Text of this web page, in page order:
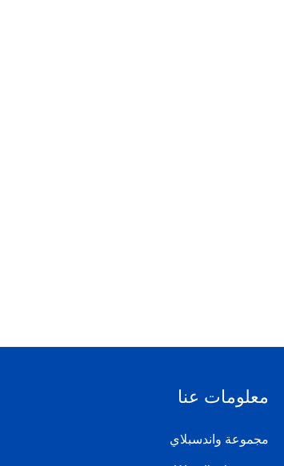
معلومات عنا
مجموعة واندسبلاي